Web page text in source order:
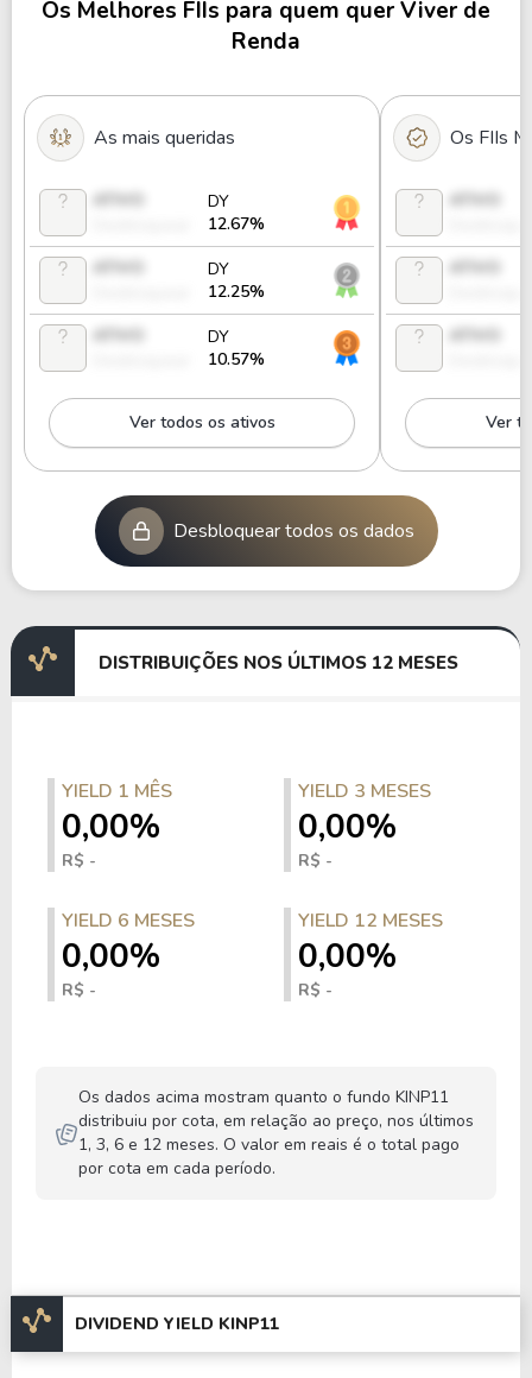
DMAC11 0% 2.61
Os Melhores FIIs para quem quer Viver de
Renda
As mais queridas
DY
12.67%
DY
12.25%
DY
10.57%
Ver todos os ativos
Os FIIs
Ver
Desbloquear todos os dados
DISTRIBUIÇÕES NOS ÚLTIMOS 12 MESES
YIELD 1 MÊS
0,00%
R$ -
YIELD 3 MESES
0,00%
R$ -
YIELD 6 MESES
0,00%
R$ -
YIELD 12 MESES
0,00%
R$ -
Os dados acima mostram quanto o fundo KINP11
distribuiu por cota, em relação ao preço, nos últimos
1, 3, 6 e 12 meses. O valor em reais é o total pago
por cota em cada período.
DIVIDEND YIELD KINP11